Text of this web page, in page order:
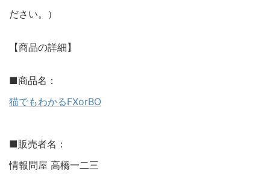
ださい。）
【商品の詳細】
■商品名：
猫でもわかるFXorBO
■販売者名：
情報問屋 高橋一二三